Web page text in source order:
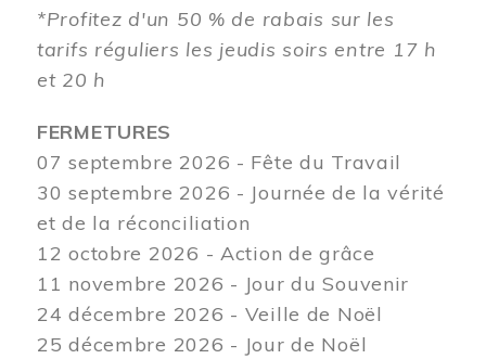
*Profitez d'un 50 % de rabais sur les
tarifs réguliers les jeudis soirs entre 17 h
et 20 h
FERMETURES
07 septembre 2026 - Fête du Travail
30 septembre 2026 - Journée de la vérité
et de la réconciliation
12 octobre 2026 - Action de grâce
11 novembre 2026 - Jour du Souvenir
24 décembre 2026 - Veille de Noël
25 décembre 2026 - Jour de Noël